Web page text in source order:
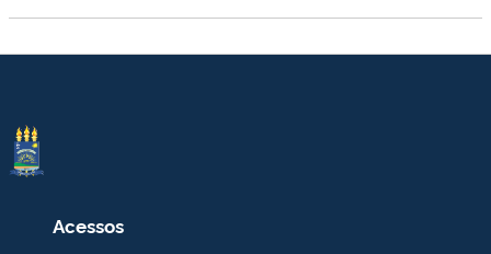
Acessos